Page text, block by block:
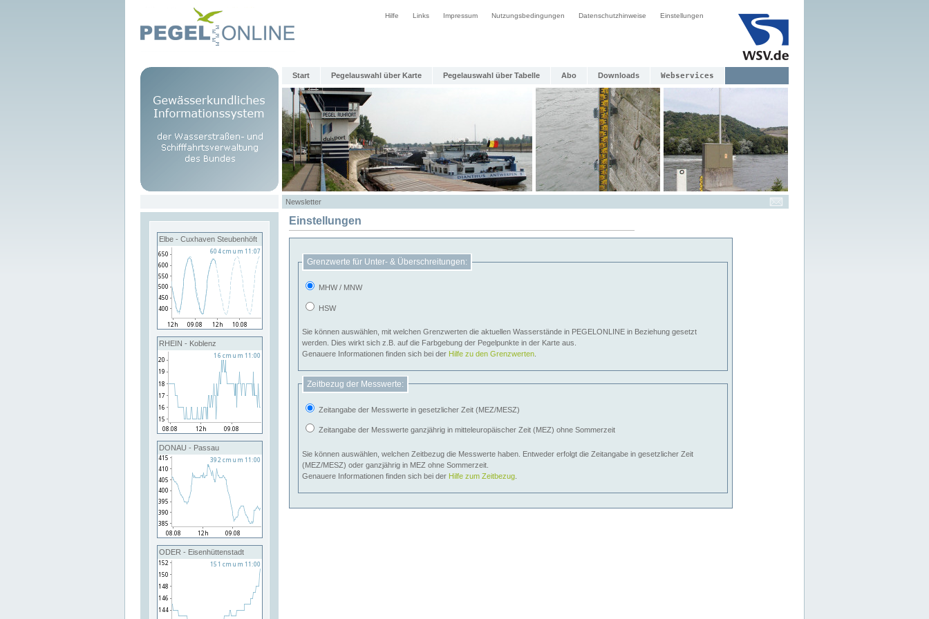
Hilfe Links Impressum Nutzungsbedingungen Datenschutzhinweise Einstellungen
Start Pegelauswahl über Karte Pegelauswahl über Tabelle Abo Downloads Webservices
Newsletter
Elbe - Cuxhaven Steubenhöft
RHEIN - Koblenz
DONAU - Passau
ODER - Eisenhüttenstadt
Einstellungen
Grenzwerte für Unter- & Überschreitungen:
MHW / MNW
HSW
Sie können auswählen, mit welchen Grenzwerten die aktuellen Wasserstände in PEGELONLINE in Beziehung gesetzt
werden. Dies wirkt sich z.B. auf die Farbgebung der Pegelpunkte in der Karte aus.
Genauere Informationen finden sich bei der Hilfe zu den Grenzwerten
Zeitbezug der Messwerte:
Zeitangabe der Messwerte in gesetzlicher Zeit (MEZ/MESZ)
Zeitangabe der Messwerte ganzjährig in mitteleuropäischer Zeit (MEZ) ohne Sommerzeit
Sie können auswählen, welchen Zeitbezug die Messwerte haben. Entweder erfolgt die Zeitangabe in gesetzlicher Zeit
(MEZ/MESZ) oder ganzjährig in MEZ ohne Sommerzeit.
Genauere Informationen finden sich bei der Hilfe zum Zeitbezug